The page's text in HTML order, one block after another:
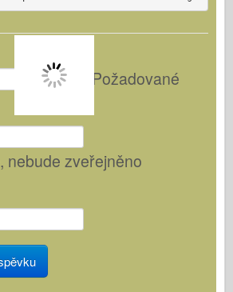
Požadované
, nebude zveřejněno